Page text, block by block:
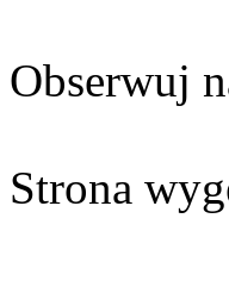
Obserwuj
Strona